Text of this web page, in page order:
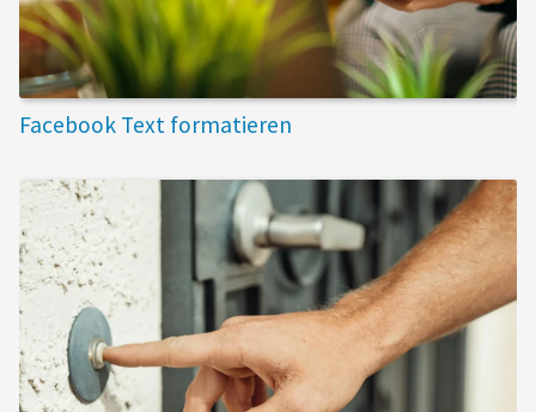
Facebook Text formatieren